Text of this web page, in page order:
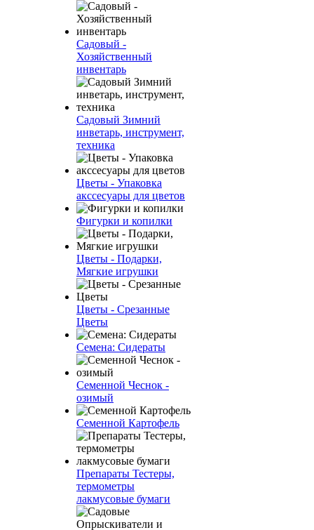
Садовый -
Хозяйственный
инвентарь
Садовый Зимний
инветарь, инструмент,
техника
Цветы - Упаковка
акссесуары для цветов
Фигурки и копилки
Цветы - Подарки,
Мягкие игрушки
Цветы - Срезанные
Цветы
Семена: Сидераты
Семенной Чеснок -
озимый
Семенной Картофель
Препараты Тестеры,
термометры
лакмусовые бумаги